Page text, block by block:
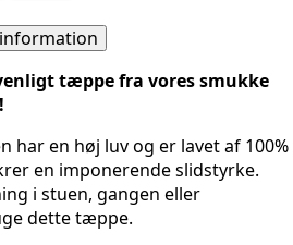
tæppe fra vores smukke
har en høj luv og er lavet af 100%
en imponerende slidstyrke.
i stuen, gangen eller
dette tæppe.